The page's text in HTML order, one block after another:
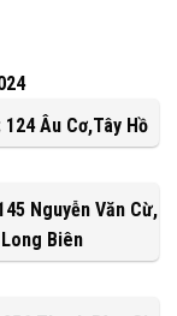
124 Âu Cơ,Tây Hồ
Nguyễn Văn Cừ,
Long Biên